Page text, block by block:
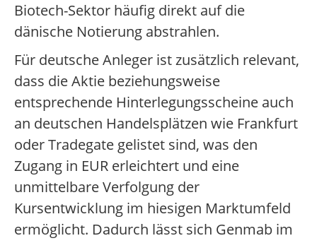
Biotech-Sektor häufig direkt auf die
dänische Notierung abstrahlen.
Für deutsche Anleger ist zusätzlich relevant,
dass die Aktie beziehungsweise
entsprechende Hinterlegungsscheine auch
an deutschen Handelsplätzen wie Frankfurt
oder Tradegate gelistet sind, was den
Zugang in EUR erleichtert und eine
unmittelbare Verfolgung der
Kursentwicklung im hiesigen Marktumfeld
ermöglicht. Dadurch lässt sich Genmab im